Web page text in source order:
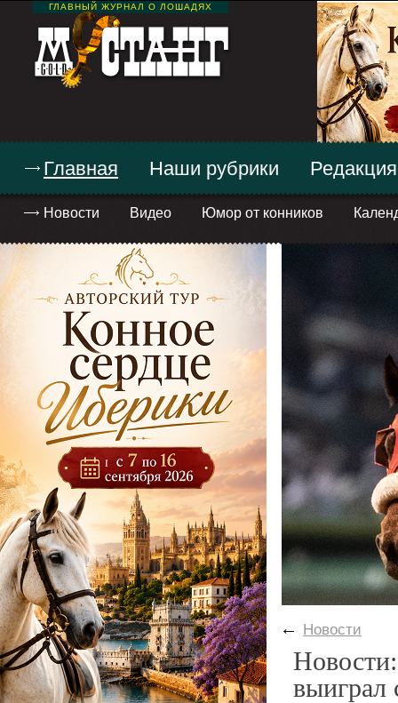
ГЛАВНЫЙ ЖУРНАЛ О ЛОШАДЯХ
Главная
Новости Видео Юмор от конников
Наши рубрики Редакция
← Новости